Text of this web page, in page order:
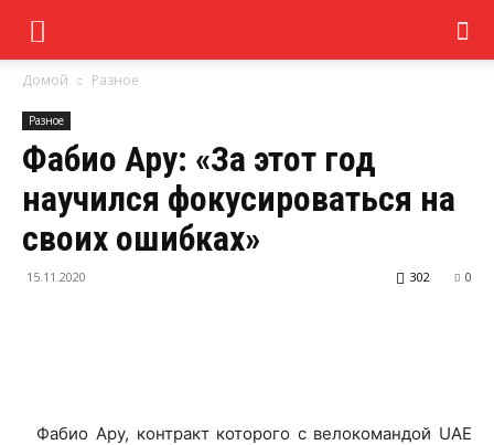
Домой Разное
Разное
Фабио Ару: «За этот год
научился фокусироваться на
своих ошибках»
15.11.2020 0
302
Фабио Ару, контракт которого с велокомандой UAE